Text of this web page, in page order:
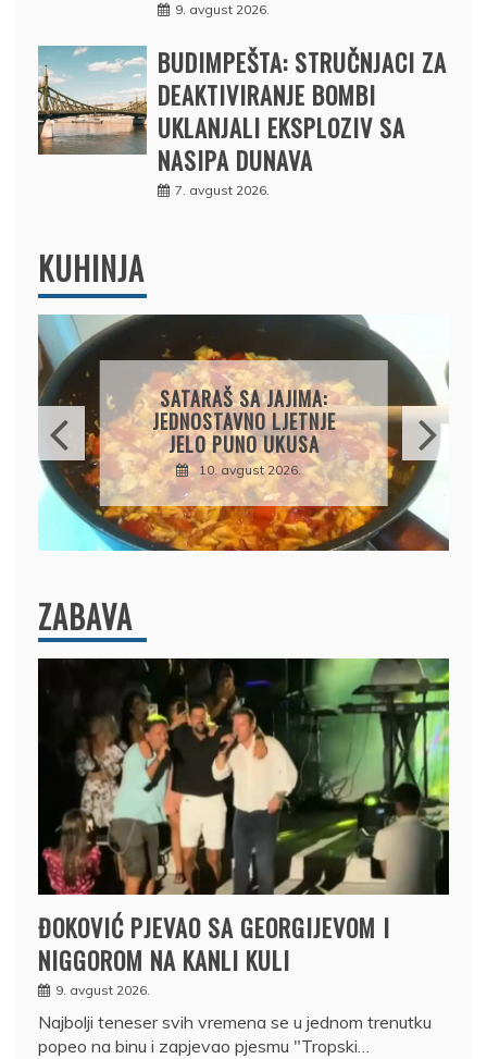
9. avgust 2026.
BUDIMPEŠTA: STRUČNJACI ZA
DEAKTIVIRANJE BOMBI
UKLANJALI EKSPLOZIV SA
NASIPA DUNAVA
7. avgust 2026.
KUHINJA
GRČKA MUSAKA: SOČNA,
KREMASTA I PUNA
MEDITERANSKIH UKUSA
10. avgust 2026.
ZABAVA
ĐOKOVIĆ PJEVAO SA GEORGIJEVOM I
NIGGOROM NA KANLI KULI
9. avgust 2026.
Najbolji teneser svih vremena se u jednom trenutku
popeo na binu i zapjevao pjesmu "Tropski…